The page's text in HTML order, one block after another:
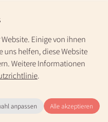
+49 30 31196966(kostenlos)
Einige von ihnen
uns helfen, diese Website
Weitere Informationen
.
anpassen Alle akzeptieren